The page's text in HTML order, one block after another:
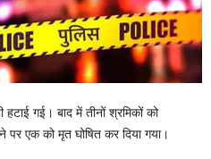
गई। बाद में तीनों श्रमिकों को
एक को मृत घोषित कर दिया गया।